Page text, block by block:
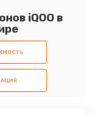
iQOO в